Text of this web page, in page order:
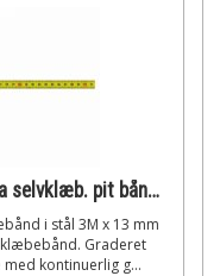
Diesella Diesella selvklæb. pit båndmål i stål 3mx13mm v-h graduering gul
i stål 3M x 13 mm
Graderet
kontinuerlig g...